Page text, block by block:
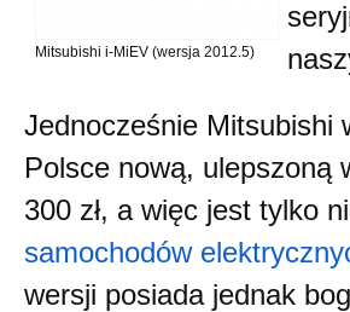
Mitsubishi i-MiEV (wersja 2012.5)
Jednocześnie Mitsubishi
Polsce nową, ulepszoną
300 zł, a więc jest tylko
samochodów
wersji posiada jednak